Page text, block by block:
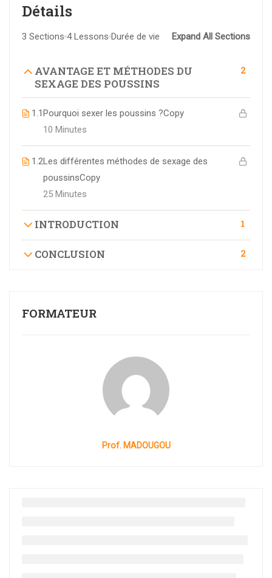
Détails
3 Sections 4 Lessons Durée de vie Expand All Sections
AVANTAGE ET MÉTHODES DU
SEXAGE DES POUSSINS
2
1.1Pourquoi sexer les poussins ?Copy
10 Minutes
1.2Les différentes méthodes de sexage des
poussinsCopy
25 Minutes
INTRODUCTION 1
CONCLUSION 2
FORMATEUR
Prof. MADOUGOU